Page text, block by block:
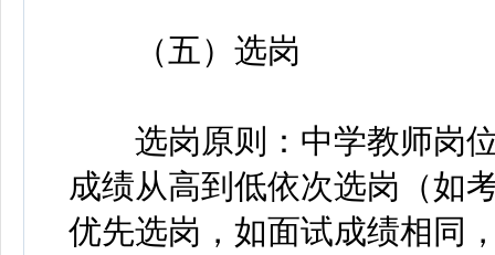
（五）选岗
选岗原则：中学教师岗位
成绩从高到低依次选岗（如
优先选岗，如面试成绩相同